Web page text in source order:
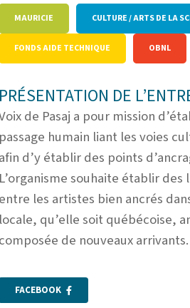
MAURICIE CULTURE / ARTS DE LA
FONDS AIDE TECHNIQUE OBNL
DE
de Pasaj a pour mission
humain liant les voies
d’y établir des points
souhaite établir des
les artistes bien ancrés
qu’elle soit québécoise,
de nouveaux arrivants.
FACEBOOK